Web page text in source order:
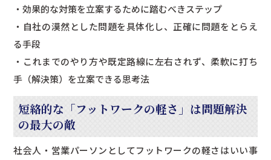
・効果的な対策を立案するために踏むべきステップ
・自社の漠然とした問題を具体化し、正確に問題をとらえ
る手段
・これまでのやり方や既定路線に左右されず、柔軟に打ち
手（解決策）を立案できる思考法
短絡的な「フットワークの軽さ」は問題解決
の最大の敵
社会人・営業パーソンとしてフットワークの軽さはいい事